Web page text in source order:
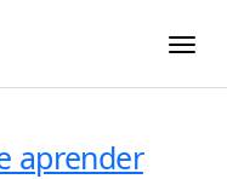
aprender